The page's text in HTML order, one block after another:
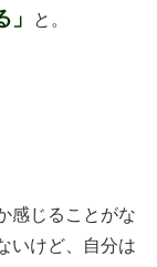
と。
感じることがな
いけど、自分は